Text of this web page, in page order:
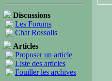
Discussions
Les Forums
Chat Rossolis
Articles
Proposer un article
Liste des articles
Fouiller les archives